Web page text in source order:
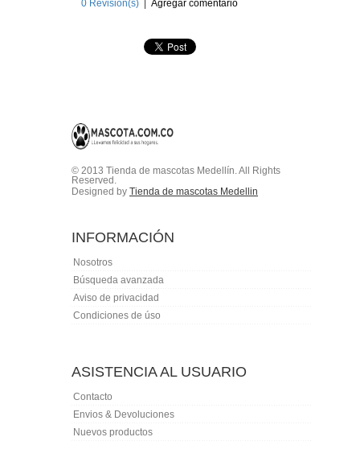
0 Revision(s) | Agregar comentario
© 2013 Tienda de mascotas Medellín. All Rights
Reserved.
Designed by Tienda de mascotas Medellin
INFORMACIÓN
Nosotros
Búsqueda avanzada
Aviso de privacidad
Condiciones de úso
ASISTENCIA AL USUARIO
Contacto
Envios & Devoluciones
Nuevos productos